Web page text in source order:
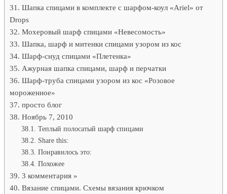
Шапка спицами в комплекте с шарфом-коул «Ariel» от
Drops
Мохеровый шарф спицами «Невесомость»
Шапка, шарф и митенки спицами узором из кос
Шарф-снуд спицами «Плетенка»
Ажурная шапка спицами, шарф и перчатки
Шарф-труба спицами узором из кос «Розовое
мороженное»
просто блог
Ноябрь 7, 2010
Теплый полосатый шарф спицами
Share this:
Понравилось это:
Похожее
3 комментария »
Вязание спицами. Схемы вязания крючком